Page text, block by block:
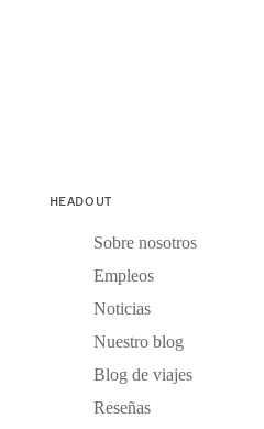
HEADOUT
Sobre nosotros
Empleos
Noticias
Nuestro blog
Blog de viajes
Reseñas